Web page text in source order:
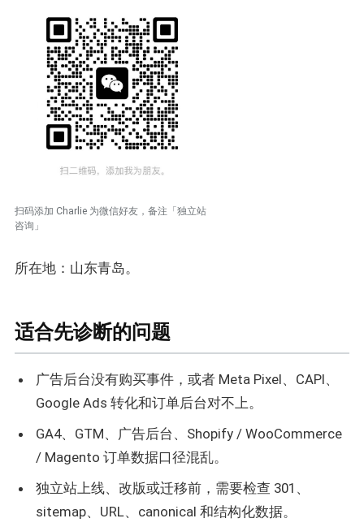
扫码添加 Charlie 为微信好友，备注「独立站
咨询」
所在地：山东青岛。
适合先诊断的问题
广告后台没有购买事件，或者 Meta Pixel、CAPI、
Google Ads 转化和订单后台对不上。
GA4、GTM、广告后台、Shopify / WooCommerce
/ Magento 订单数据口径混乱。
独立站上线、改版或迁移前，需要检查 301、
sitemap、URL、canonical 和结构化数据。